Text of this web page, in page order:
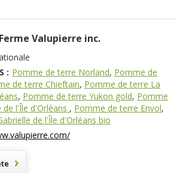
Ferme Valupierre inc.
: Pomme de terre Norland, Pomme de
de terre Chieftain, Pomme de terre La
, Pomme de terre Yukon gold, Pomme
l'Île d'Orléans , Pomme de terre Envol,
de l'Île d'Orléans bio